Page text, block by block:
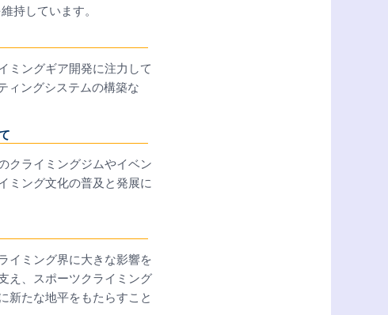
持しています。
ミングギア開発に注力して
ィングシステムの構築な
クライミングジムやイベン
ミング文化の普及と発展に
イミング界に大きな影響を
え、スポーツクライミング
新たな地平をもたらすこと